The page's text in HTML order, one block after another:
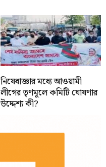
নিষেধাজ্ঞার মধ্যে আওয়ামী
লীগের তৃণমূলে কমিটি ঘোষণার
উদ্দেশ্য কী?